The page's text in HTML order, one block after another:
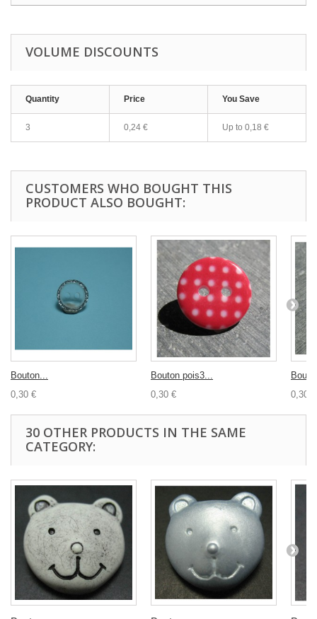
VOLUME DISCOUNTS
Quantity Price You Save
3 0,24 € Up to 0,18 €
CUSTOMERS WHO BOUGHT THIS
PRODUCT ALSO BOUGHT:
Bouton...
0,30 €
Bouton pois3...
0,30 €
0,30 €
30 OTHER PRODUCTS IN THE SAME
CATEGORY: